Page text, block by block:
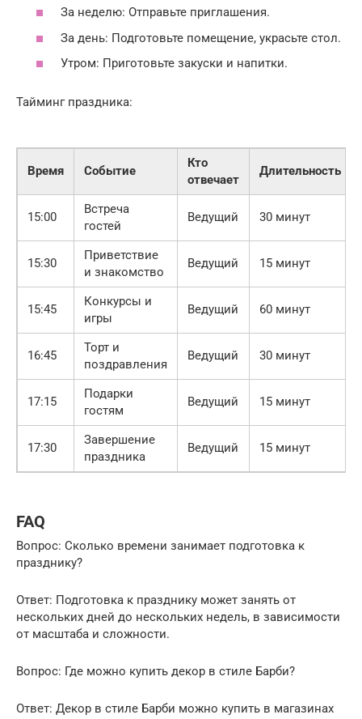
За неделю: Отправьте приглашения.
За день: Подготовьте помещение, украсьте стол.
Утром: Приготовьте закуски и напитки.
Тайминг праздника:
Время Событие
Кто
отвечает
Длительность
15:00
Встреча
гостей
Ведущий 30 минут
15:30
Приветствие
и знакомство
Ведущий 15 минут
15:45
Конкурсы и
игры
Ведущий 60 минут
16:45
Торт и
поздравления
Ведущий 30 минут
17:15
Подарки
гостям
Ведущий 15 минут
17:30
Завершение
праздника
Ведущий 15 минут
FAQ
Вопрос: Сколько времени занимает подготовка к
празднику?
Ответ: Подготовка к празднику может занять от
нескольких дней до нескольких недель, в зависимости
от масштаба и сложности.
Вопрос: Где можно купить декор в стиле Барби?
Ответ: Декор в стиле Барби можно купить в магазинах